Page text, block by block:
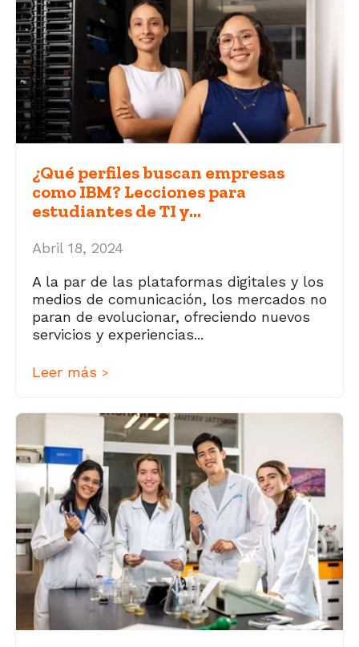
¿Qué perfiles buscan empresas
como IBM? Lecciones para
estudiantes de TI y...
Abril 18, 2024
A la par de las plataformas digitales y los
medios de comunicación, los mercados no
paran de evolucionar, ofreciendo nuevos
servicios y experiencias...
Leer más >